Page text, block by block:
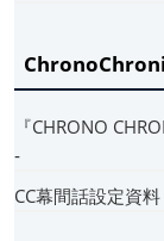
『CHRONO
‐
CC幕間話設定資料